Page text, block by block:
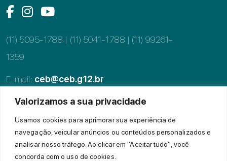
Valorizamos a sua privacidade
Usamos cookies para aprimorar sua experiência de
navegação, veicular anúncios ou conteúdos personalizados e
analisar nosso tráfego. Ao clicar em "Aceitar tudo", você
concorda com o uso de cookies.
Link das mídias sociais
Link das mídias sociais
Link das mídias sociais
(11) 5095-1788 | (11) 5041-1788 | (11) 99261-
1359
E-mail: ceb@ceb.g12.br
Alameda dos Tupiniquins, 997, Moema
CEP: 04077-002, São Paulo - SP
© 2022 CEB - Todos os direitos reservados.